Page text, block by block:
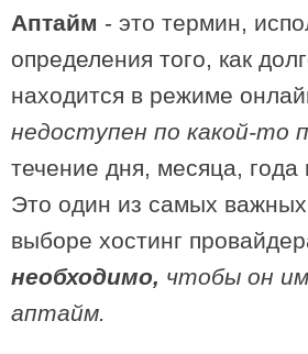
Аптайм - это термин,
определения того, как
находится в режиме
недоступен по какой-то
течение дня, месяца, года
Это один из самых
выборе хостинг
необходимо, чтобы он
аптайм.